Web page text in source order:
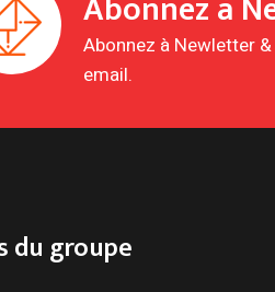
Abonnez à Newletter
email.
du groupe